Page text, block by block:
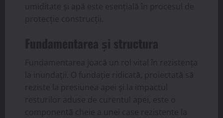
umiditate și apă este esențială în procesul de
protecție construcții.
Fundamentarea și structura
Fundamentarea joacă un rol vital în rezistența
la inundații. O fundație ridicată, proiectată să
reziste la presiunea apei și la impactul
resturilor aduse de curentul apei, este o
componentă cheie a unei case rezistente la